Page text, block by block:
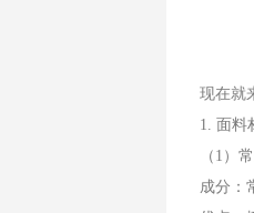
现在就
1. 面料
（1）
成分：